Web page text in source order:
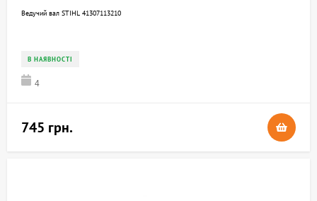
Ведучий вал STIHL 41307113210
В НАЯВНОСТІ
4
745 грн.